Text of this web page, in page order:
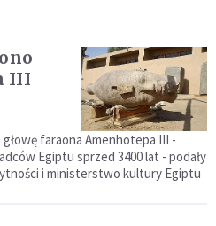
III
faraona Amenhotepa III -
Egiptu sprzed 3400 lat - podały
i ministerstwo kultury Egiptu